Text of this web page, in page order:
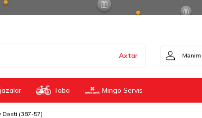
Axtar Mənim
Toba Mingo Servis
Dəsti (387-57)